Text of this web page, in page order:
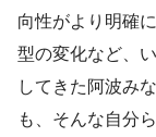
向性がより明確
型の変化など、
してきた阿波み
も、そんな自分